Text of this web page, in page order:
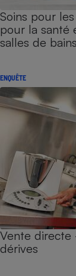
Soins pour
pour la santé
salles de bains
ENQUÊTE
Vente directe
dérives